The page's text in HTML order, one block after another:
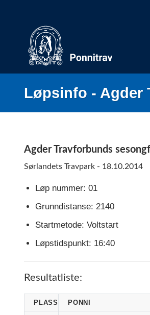
Løpsinfo - Agder
Agder Travforbunds
Sørlandets Travpark - 18.10.2014
Løp nummer: 01
Grunndistanse: 2140
Startmetode: Voltstart
Løpstidspunkt: 16:40
Resultatliste:
PLASS PONNI